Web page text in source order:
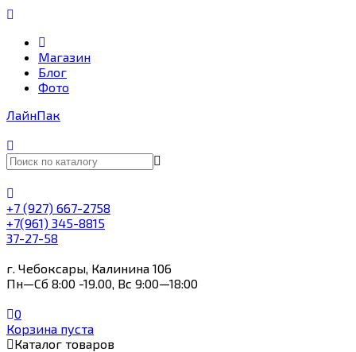
Магазин
Блог
Фото
ЛайнПак
+7 (927) 667-2758
+7(961) 345-8815
37-27-58
г. Чебоксары, Калинина 106
Пн—Сб 8:00 -19.00, Вс 9:00—18:00
0
Корзина пуста
Каталог товаров